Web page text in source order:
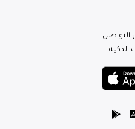
التواصل
الذكية.